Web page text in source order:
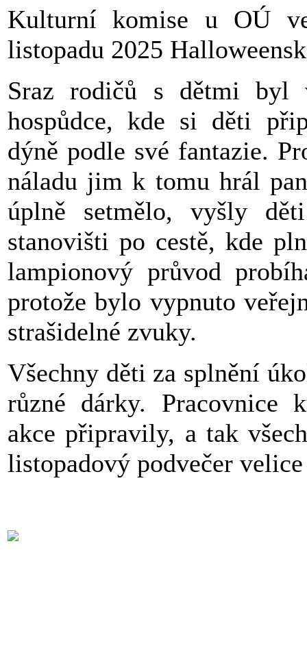
Kulturní komise u OÚ
listopadu 2025
Sraz rodičů s dětmi
hospůdce, kde si děti
dýně podle své fantazie.
náladu jim k tomu hrál
úplně setmělo, vyšly
stanovišti po cestě, kde
lampionový průvod
protože bylo vypnuto
strašidelné zvuky.
Všechny děti za splnění
různé dárky. Pracovnice
akce připravily, a tak
listopadový podvečer